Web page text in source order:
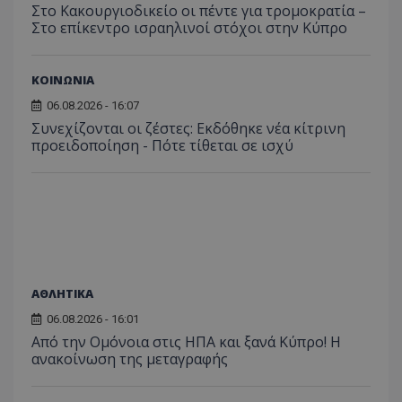
Στο Κακουργιοδικείο οι πέντε για τρομοκρατία –
Στο επίκεντρο ισραηλινοί στόχοι στην Κύπρο
ΚΟΙΝΩΝΙΑ
06.08.2026 - 16:07
Συνεχίζονται οι ζέστες: Εκδόθηκε νέα κίτρινη
προειδοποίηση - Πότε τίθεται σε ισχύ
ΑΘΛΗΤΙΚΑ
06.08.2026 - 16:01
Από την Ομόνοια στις ΗΠΑ και ξανά Κύπρο! Η
ανακοίνωση της μεταγραφής
ASP.NET_SessionId
.youtube.com